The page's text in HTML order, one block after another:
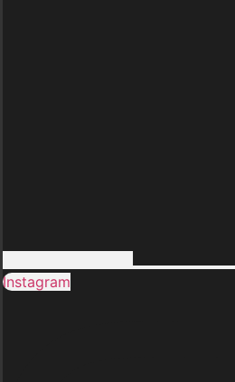
Instagram